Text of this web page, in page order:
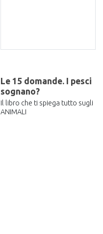
Le 15 domande. I pesci
sognano?
Il libro che ti spiega tutto sugli
ANIMALI